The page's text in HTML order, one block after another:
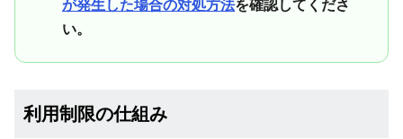
が発生した場合の対処方法を確認してくださ
い。
利用制限の仕組み